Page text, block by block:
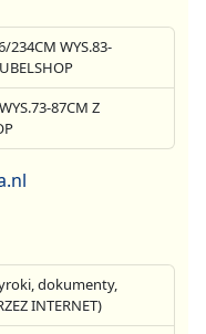
234CM WYS.83-
87CM Z
dokumenty,
INTERNET)